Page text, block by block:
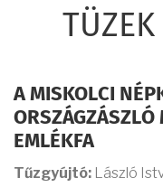
A MISKOLCI
ORSZÁGZÁSZLÓ
EMLÉKFA
Tűzgyújtó: László